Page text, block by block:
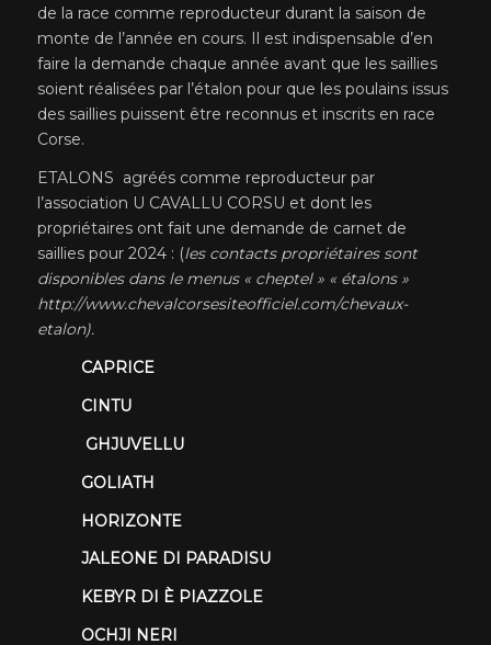
de la race comme reproducteur durant la saison de
monte de l’année en cours. Il est indispensable d’en
faire la demande chaque année avant que les saillies
soient réalisées par l’étalon pour que les poulains issus
des saillies puissent être reconnus et inscrits en race
Corse.
ETALONS agréés comme reproducteur par
l’association U CAVALLU CORSU et dont les
propriétaires ont fait une demande de carnet de
saillies pour 2024 : (les contacts propriétaires sont
disponibles dans le menus « cheptel » « étalons »
http://www.chevalcorsesiteofficiel.com/chevaux-
etalon).
CAPRICE
CINTU
GHJUVELLU
GOLIATH
HORIZONTE
JALEONE DI PARADISU
KEBYR DI È PIAZZOLE
OCHJI NERI